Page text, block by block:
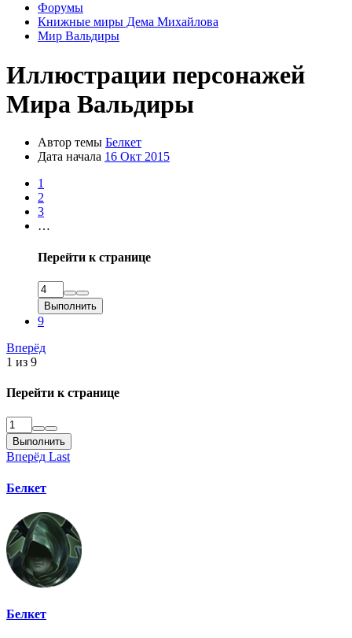
Форумы
Книжные миры Дема Михайлова
Мир Вальдиры
Иллюстрации персонажей
Мира Вальдиры
Автор темы Белкет
Дата начала 16 Окт 2015
1
2
3
…
Перейти к странице
Выполнить
9
Вперёд
1 из 9
Перейти к странице
Выполнить
Вперёд Last
Белкет
Белкет